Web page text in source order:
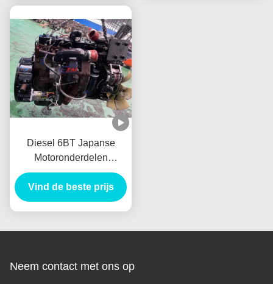
Diesel 6BT Japanse
Motoronderdelen
Cummins Long Block
Voor Vrachtwagen Bus
Generator
Vind de beste prijs
Neem contact met ons op